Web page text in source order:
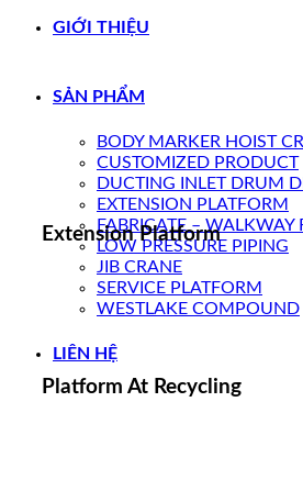
GIỚI THIỆU
SẢN PHẨM
BODY MARKER HOIST
CUSTOMIZED PRODUCT
DUCTING INLET DRUM
EXTENSION PLATFORM
FABRICATE – WALKWAY
LOW PRESSURE PIPING
JIB CRANE
SERVICE PLATFORM
WESTLAKE COMPOUND
LIÊN HỆ
Extension Platform
Platform At Recycling